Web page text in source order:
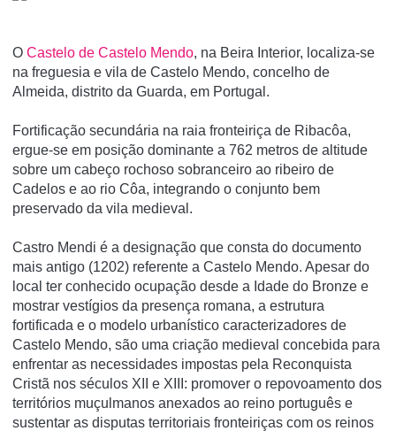
O Castelo de Castelo Mendo, na Beira Interior, localiza-se
na freguesia e vila de Castelo Mendo, concelho de
Almeida, distrito da Guarda, em Portugal.
Fortificação secundária na raia fronteiriça de Ribacôa,
ergue-se em posição dominante a 762 metros de altitude
sobre um cabeço rochoso sobranceiro ao ribeiro de
Cadelos e ao rio Côa, integrando o conjunto bem
preservado da vila medieval.
Castro Mendi é a designação que consta do documento
mais antigo (1202) referente a Castelo Mendo. Apesar do
local ter conhecido ocupação desde a Idade do Bronze e
mostrar vestígios da presença romana, a estrutura
fortificada e o modelo urbanístico caracterizadores de
Castelo Mendo, são uma criação medieval concebida para
enfrentar as necessidades impostas pela Reconquista
Cristã nos séculos XII e XIII: promover o repovoamento dos
territórios muçulmanos anexados ao reino português e
sustentar as disputas territoriais fronteiriças com os reinos